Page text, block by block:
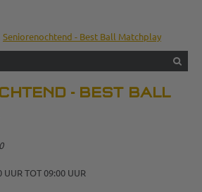
Seniorenochtend - Best Ball Matchplay
- BEST BALL
UUR TOT 09:00 UUR